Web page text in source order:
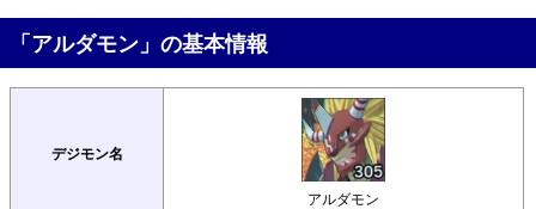
「アルダモン」の基本情報
デジモン名
アルダモン